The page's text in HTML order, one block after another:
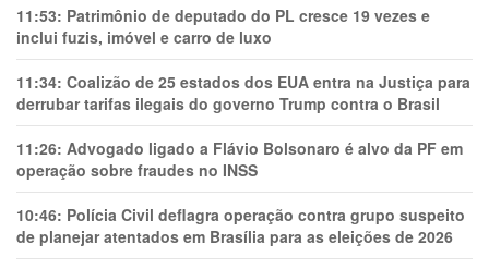
11:53: Patrimônio de deputado do PL cresce 19 vezes e
inclui fuzis, imóvel e carro de luxo
11:34: Coalizão de 25 estados dos EUA entra na Justiça para
derrubar tarifas ilegais do governo Trump contra o Brasil
11:26: Advogado ligado a Flávio Bolsonaro é alvo da PF em
operação sobre fraudes no INSS
10:46: Polícia Civil deflagra operação contra grupo suspeito
de planejar atentados em Brasília para as eleições de 2026